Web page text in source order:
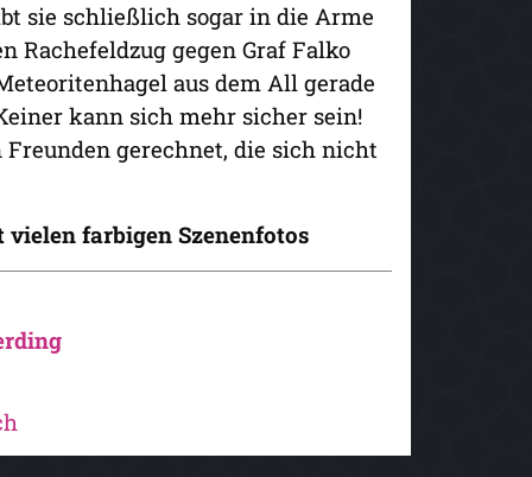
sie schließlich sogar in die Arme
Rachefeldzug gegen Graf Falko
aus dem All gerade
kann sich mehr sicher sein!
gerechnet, die sich nicht
farbigen Szenenfotos